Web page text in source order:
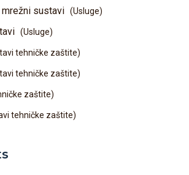
sustavi (Usluge)
(Usluge)
tehničke zaštite)
tehničke zaštite)
zaštite)
tehničke zaštite)